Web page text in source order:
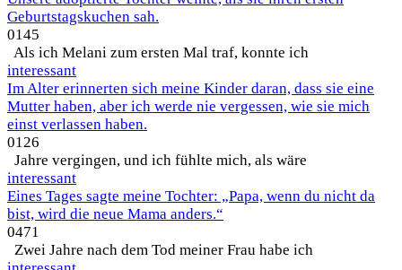
Geburtstagskuchen sah.
0145
Als ich Melani zum ersten Mal traf, konnte ich
interessant
Im Alter erinnerten sich meine Kinder daran, dass sie eine
Mutter haben, aber ich werde nie vergessen, wie sie mich
einst verlassen haben.
0126
Jahre vergingen, und ich fühlte mich, als wäre
interessant
Eines Tages sagte meine Tochter: „Papa, wenn du nicht da
bist, wird die neue Mama anders.“
0471
Zwei Jahre nach dem Tod meiner Frau habe ich